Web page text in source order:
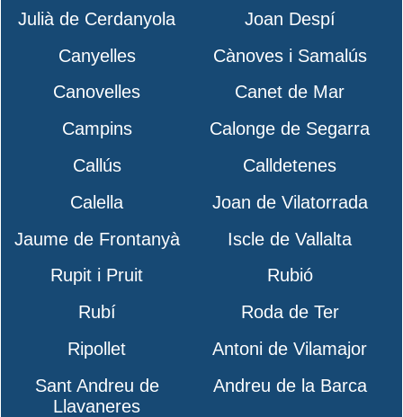
Julià de Cerdanyola
Joan Despí
Canyelles
Cànoves i Samalús
Canovelles
Canet de Mar
Campins
Calonge de Segarra
Callús
Calldetenes
Calella
Joan de Vilatorrada
Jaume de Frontanyà
Iscle de Vallalta
Rupit i Pruit
Rubió
Rubí
Roda de Ter
Ripollet
Antoni de Vilamajor
Sant Andreu de
Llavaneres
Andreu de la Barca